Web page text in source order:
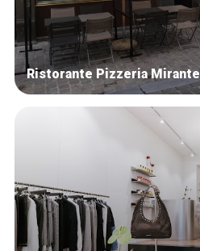
Ristorante Pizzeria Mirante